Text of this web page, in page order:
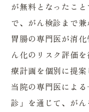
が無料となったこ
で、がん検診まで兼
胃腸の専門医が消
ん化のリスク評価
療計画を個別に提案
当院の専門医によ
診」を通じて、が